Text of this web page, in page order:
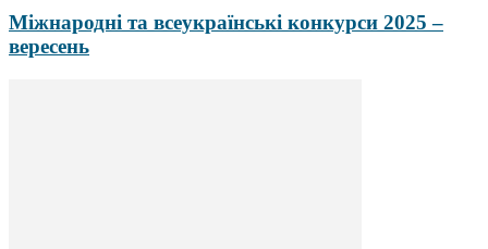
Міжнародні та всеукраїнські конкурси 2025 –
вересень